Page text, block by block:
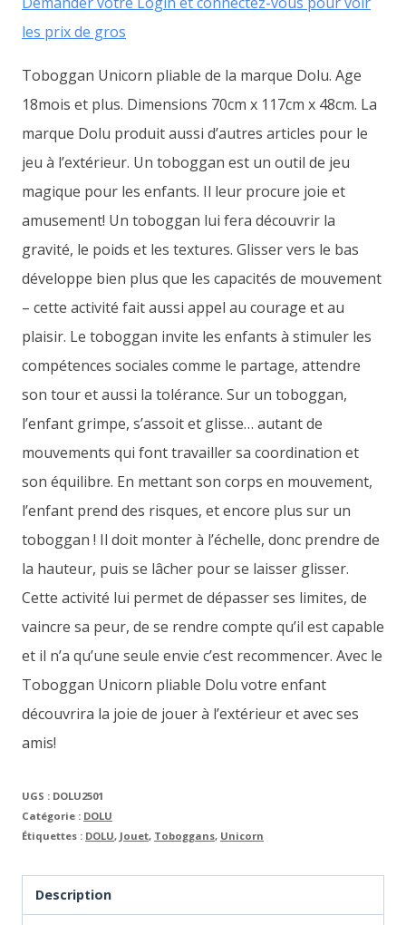
les prix de gros
Toboggan Unicorn pliable de la marque Dolu. Age
18mois et plus. Dimensions 70cm x 117cm x 48cm. La
marque Dolu produit aussi d’autres articles pour le
jeu à l’extérieur. Un toboggan est un outil de jeu
magique pour les enfants. Il leur procure joie et
amusement! Un toboggan lui fera découvrir la
gravité, le poids et les textures. Glisser vers le bas
développe bien plus que les capacités de mouvement
– cette activité fait aussi appel au courage et au
plaisir. Le toboggan invite les enfants à stimuler les
compétences sociales comme le partage, attendre
son tour et aussi la tolérance. Sur un toboggan,
l’enfant grimpe, s’assoit et glisse… autant de
mouvements qui font travailler sa coordination et
son équilibre. En mettant son corps en mouvement,
l’enfant prend des risques, et encore plus sur un
toboggan ! Il doit monter à l’échelle, donc prendre de
la hauteur, puis se lâcher pour se laisser glisser.
Cette activité lui permet de dépasser ses limites, de
vaincre sa peur, de se rendre compte qu’il est capable
et il n’a qu’une seule envie c’est recommencer. Avec le
Toboggan Unicorn pliable Dolu votre enfant
découvrira la joie de jouer à l’extérieur et avec ses
amis!
UGS : DOLU2501
Catégorie : DOLU
Étiquettes : DOLU, Jouet, Toboggans, Unicorn
Description